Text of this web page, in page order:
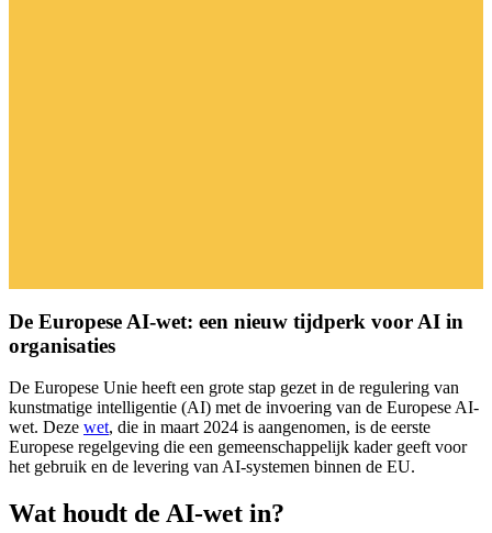
De Europese AI-wet: een nieuw tijdperk voor AI in
organisaties
De Europese Unie heeft een grote stap gezet in de regulering van
kunstmatige intelligentie (AI) met de invoering van de Europese AI-
wet. Deze wet, die in maart 2024 is aangenomen, is de eerste
Europese regelgeving die een gemeenschappelijk kader geeft voor
het gebruik en de levering van AI-systemen binnen de EU.
Wat houdt de AI-wet in?